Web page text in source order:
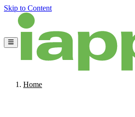
Skip to Content
Home